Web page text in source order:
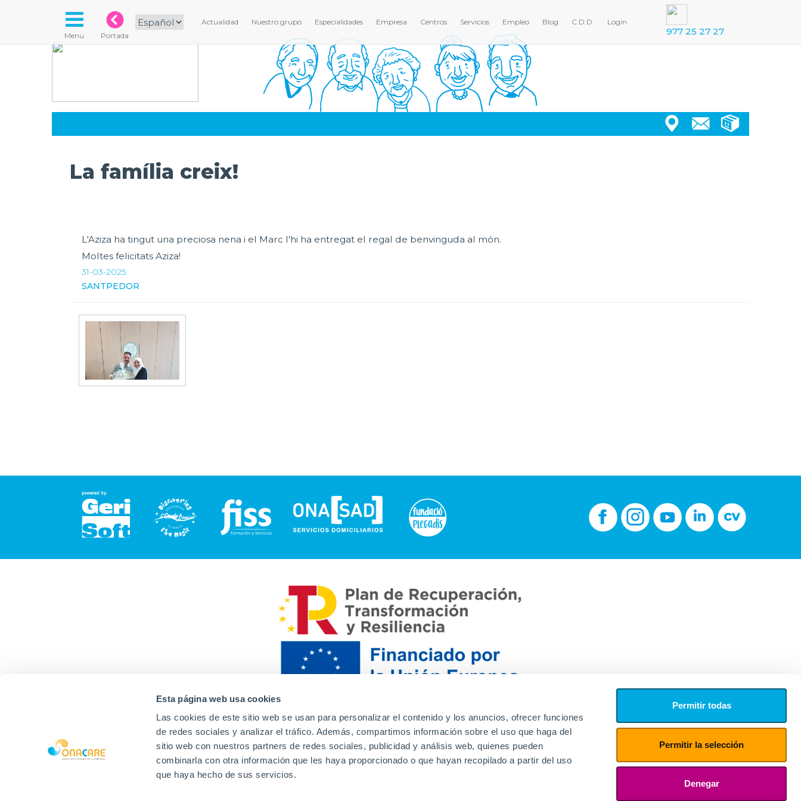
Esta página web usa cookies
Las cookies de este sitio web se usan para personalizar el contenido y los anuncios, ofrecer funciones
de redes sociales y analizar el tráfico. Además, compartimos información sobre el uso que haga del
sitio web con nuestros partners de redes sociales, publicidad y análisis web, quienes pueden
combinarla con otra información que les haya proporcionado o que hayan recopilado a partir del uso
que haya hecho de sus servicios.
Permitir todas
Permitir la selección
Denegar
Actualidad Nuestro grupo Especialidades Empresa Centros Servicios Empleo Blog C.D.D. Login
977 25 27 27
Menu Portada
La família creix!
L'Aziza ha tingut una preciosa nena i el Marc l'hi ha entregat el regal de benvinguda al món.
Moltes felicitats Aziza!
31-03-2025
SANTPEDOR
Contacto Canal de denuncias Envia tu CV
Proveedores
Aviso Legal